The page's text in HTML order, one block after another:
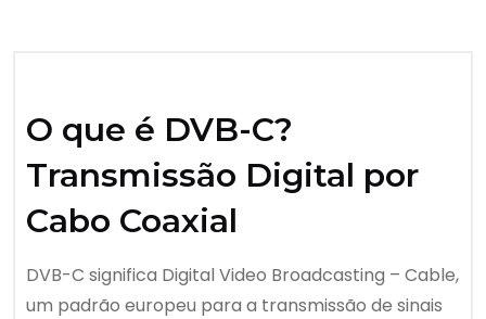
O que é DVB-C?
Transmissão Digital por
Cabo Coaxial
DVB-C significa Digital Video Broadcasting – Cable,
um padrão europeu para a transmissão de sinais